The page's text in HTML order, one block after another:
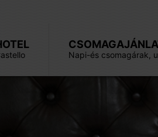
Napi-és csomagárak,